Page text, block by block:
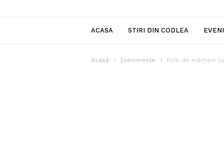
ACASA STIRI DIN CODLEA
Acasă Evenimente Folk de mărțișor